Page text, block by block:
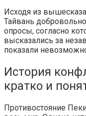
Исходя из
Тайвань
опросы, согласно
высказались за
показали
История
кратко и
Противостояние